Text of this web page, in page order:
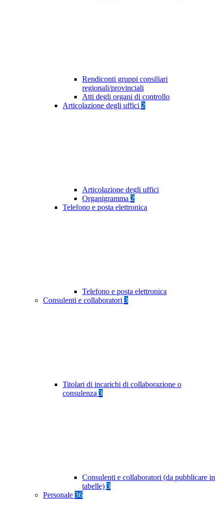
Rendiconti gruppi consiliari
regionali/provinciali
Atti degli organi di controllo
Articolazione degli uffici 2
Articolazione degli uffici
Organigramma 2
Telefono e posta elettronica
Telefono e posta elettronica
Consulenti e collaboratori 3
Titolari di incarichi di collaborazione o
consulenza 3
Consulenti e collaboratori (da pubblicare in
tabelle) 3
Personale 36